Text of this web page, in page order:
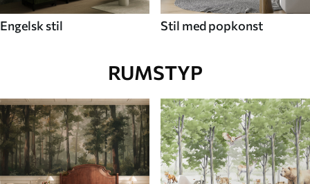
Engelsk stil Stil med popkonst
RUMSTYP